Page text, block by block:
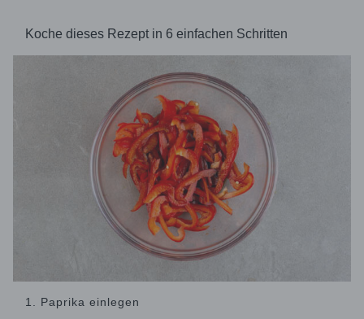
Koche dieses Rezept in 6 einfachen Schritten
1. Paprika einlegen